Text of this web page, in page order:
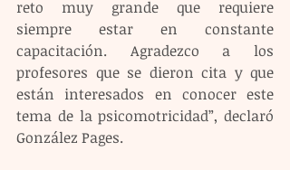
reto muy grande que requiere
siempre estar en constante
capacitación. Agradezco a los
profesores que se dieron cita y que
están interesados en conocer este
tema de la psicomotricidad”, declaró
González Pages.